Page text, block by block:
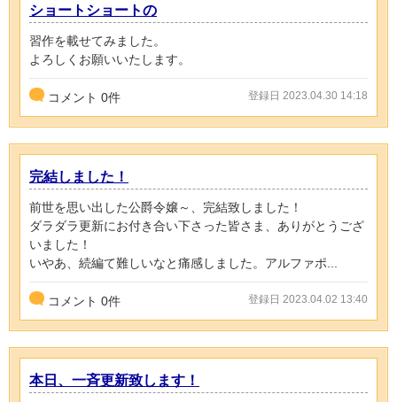
ショートショートの
習作を載せてみました。
よろしくお願いいたします。
コメント 0件 登録日 2023.04.30 14:18
完結しました！
前世を思い出した公爵令嬢～、完結致しました！
ダラダラ更新にお付き合い下さった皆さま、ありがとうござ
いました！
いやあ、続編て難しいなと痛感しました。アルファポ...
コメント 0件 登録日 2023.04.02 13:40
本日、一斉更新致します！